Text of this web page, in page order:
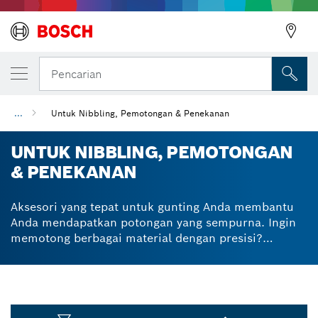
Pencarian
... Untuk Nibbling, Pemotongan & Penekanan
UNTUK NIBBLING, PEMOTONGAN
& PENEKANAN
Aksesori yang tepat untuk gunting Anda membantu
Anda mendapatkan potongan yang sempurna. Ingin
memotong berbagai material dengan presisi?
menghasilkan potongan sempit, lurus, atau